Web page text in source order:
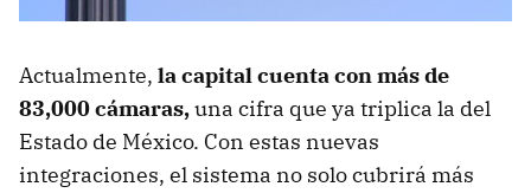
Actualmente, la capital cuenta con más de
83,000 cámaras,una cifra que ya triplica la del
Estado de México. Con estas nuevas
integraciones, el sistema no solo cubrirá más